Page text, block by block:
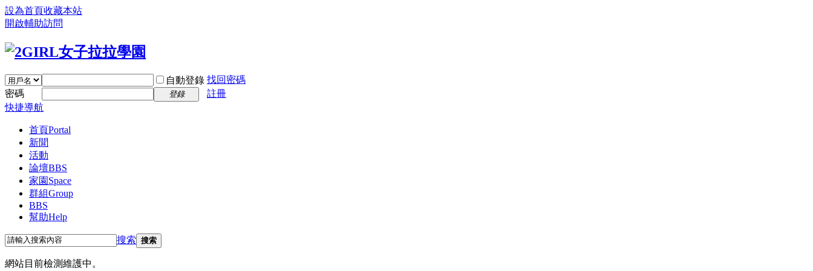
設為首頁收藏本站
開啟輔助訪問
自動登錄 找回密碼
密碼
登錄
註冊
快捷導航
首頁Portal
新聞
活動
論壇BBS
家園 Space
群組Group
BBS
幫助Help
搜索 搜索
網站目前檢測維護中。